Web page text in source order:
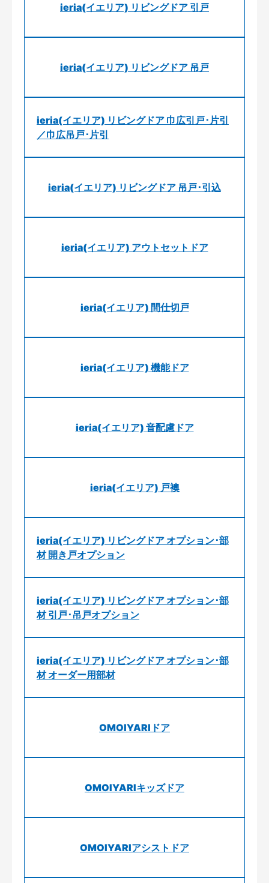
ieria(イエリア) リビングドア 引戸
ieria(イエリア) リビングドア 吊戸
ieria(イエリア) リビングドア 巾広引戸･片引
／巾広吊戸･片引
ieria(イエリア) リビングドア 吊戸･引込
ieria(イエリア) アウトセットドア
ieria(イエリア) 間仕切戸
ieria(イエリア) 機能ドア
ieria(イエリア) 音配慮ドア
ieria(イエリア) 戸襖
ieria(イエリア) リビングドア オプション･部
材 開き戸オプション
ieria(イエリア) リビングドア オプション･部
材 引戸･吊戸オプション
ieria(イエリア) リビングドア オプション･部
材 オーダー用部材
OMOIYARIドア
OMOIYARIキッズドア
OMOIYARIアシストドア